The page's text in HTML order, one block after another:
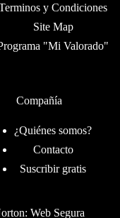
y Condiciones
Site Map
"Mi Valorado"
Compañía
¿Quiénes somos?
Contacto
Suscribir gratis
Web Segura